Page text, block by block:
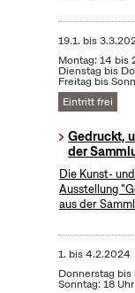
19.1. bis
Montag: 14 bis
Dienstag bis
Freitag bis
Eintritt frei
Gedruckt,
der
Die Kunst-
Ausstellung
aus der
1. bis4.2.2024
Donnerstag bis
Sonntag: 18 Uhr